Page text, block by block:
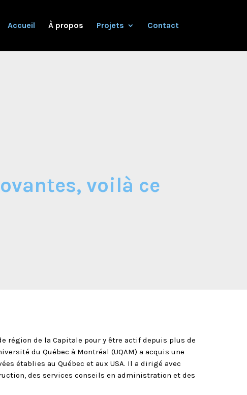
Accueil À propos Projets Contact
voilà ce
région de la Capitale pour y être actif depuis plus de
du Québec à Montréal (UQAM) a acquis une
établies au Québec et aux USA. Il a dirigé avec
des services conseils en administration et des